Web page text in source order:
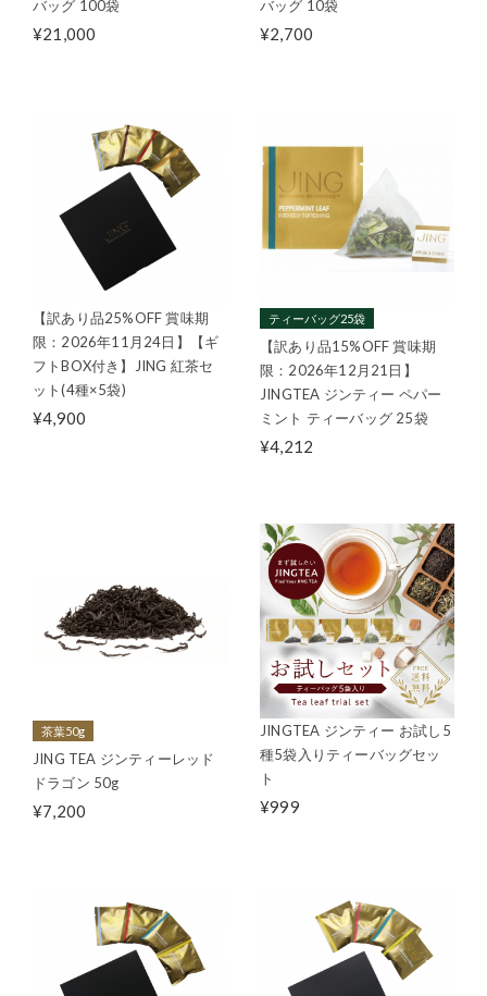
バッグ 100袋
¥21,000
バッグ 10袋
¥2,700
【訳あり品25%OFF 賞味期
限：2026年11月24日】【ギ
フトBOX付き】JING 紅茶セ
ット(4種×5袋)
¥4,900
ティーバッグ25袋
【訳あり品15%OFF 賞味期
限：2026年12月21日】
JINGTEA ジンティー ペパー
ミント ティーバッグ 25袋
¥4,212
茶葉50g
JING TEA ジンティーレッド
ドラゴン 50g
¥7,200
JINGTEA ジンティー お試し5
種5袋入りティーバッグセッ
ト
¥999